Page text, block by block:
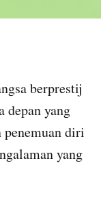
berprestij
depan yang
penemuan diri
yang